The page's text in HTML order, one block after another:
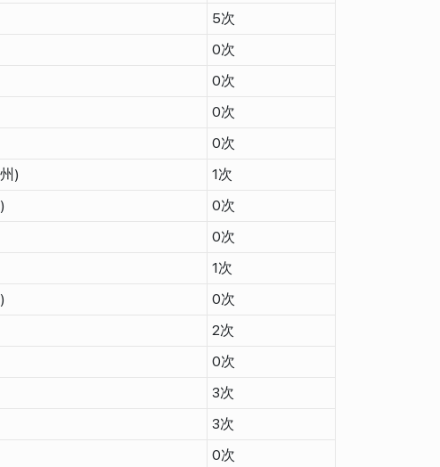
5次
0次
0次
0次
0次
)
1次
0次
0次
1次
0次
2次
0次
3次
3次
0次